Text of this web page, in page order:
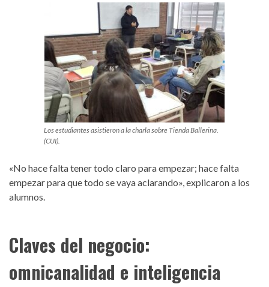
Los estudiantes asistieron a la charla sobre Tienda Ballerina.
(CUI).
«No hace falta tener todo claro para empezar; hace falta
empezar para que todo se vaya aclarando», explicaron a los
alumnos.
Claves del negocio:
omnicanalidad e inteligencia